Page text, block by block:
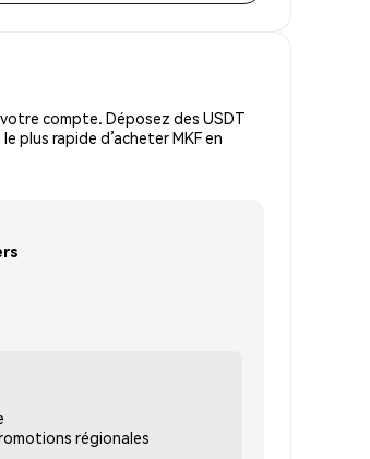
compte. Déposez des USDT
plus rapide d’acheter MKF en
régionales